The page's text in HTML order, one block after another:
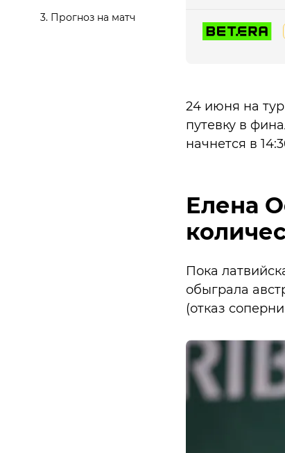
3. Прогноз на матч
24 июня на
путевку в
начнется в
Елена
Пока
обыграла
(отказ